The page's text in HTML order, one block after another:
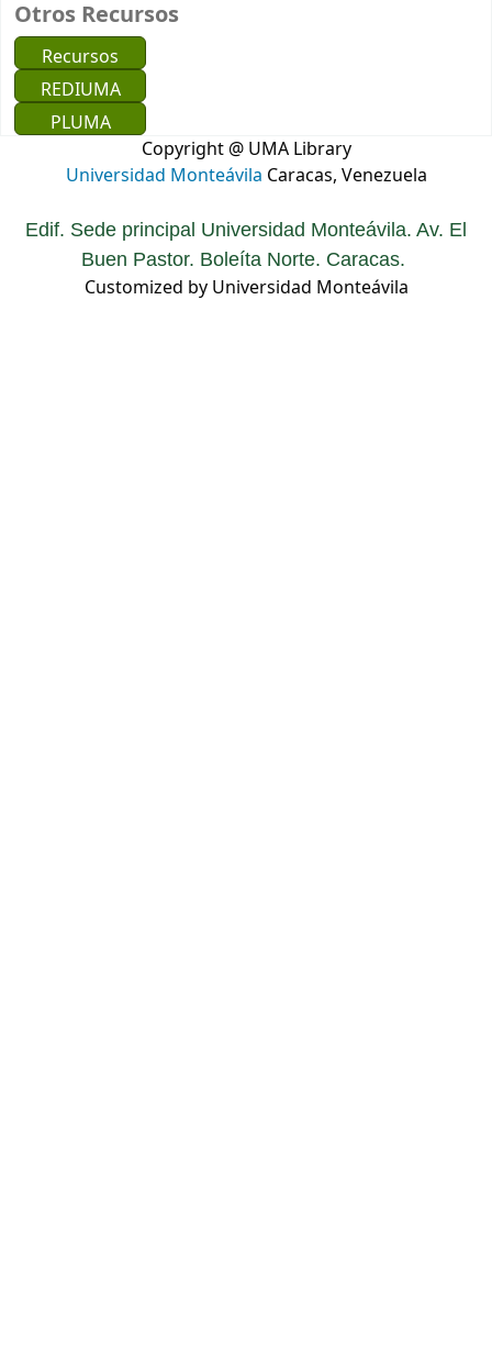
Otros Recursos
Recursos
REDIUMA
PLUMA
Copyright @ UMA Library
Universidad Monteávila Caracas, Venezuela
Edif. Sede principal Universidad Monteávila. Av. El
Buen Pastor. Boleíta Norte. Caracas.
Customized by Universidad Monteávila